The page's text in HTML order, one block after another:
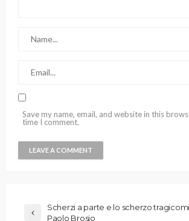
Save my name, email, and website in this
time I comment.
Scherzi a parte e lo scherzo
Paolo Brosio